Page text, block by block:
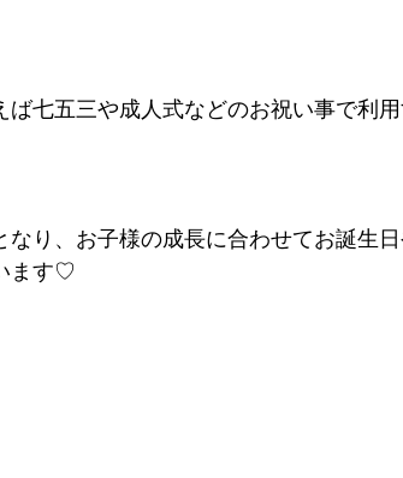
七五三や成人式などのお祝い事で利
り、お子様の成長に合わせてお誕生
ます♡